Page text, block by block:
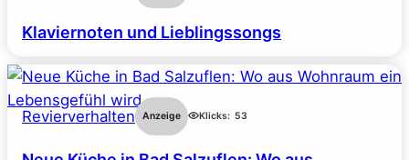
Klaviernoten und Lieblingssongs
Revierverhalten Anzeige Klicks: 53